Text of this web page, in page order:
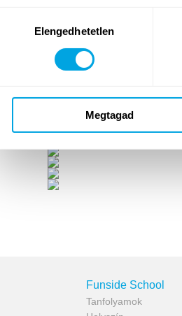
kiválasztásaElengedhetetlen
Megtagad
Funside School
Tanfolyamok